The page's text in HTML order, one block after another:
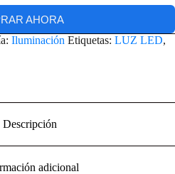
AHORA
Iluminación Etiquetas: LUZ LED,
Descripción
adicional